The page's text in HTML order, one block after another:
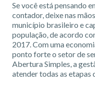
Se você está pensando
contador, deixe nas
município brasileiro e
população, de acordo
2017. Com uma
ponto forte o setor de
Abertura Simples, a
atender todas as etapas